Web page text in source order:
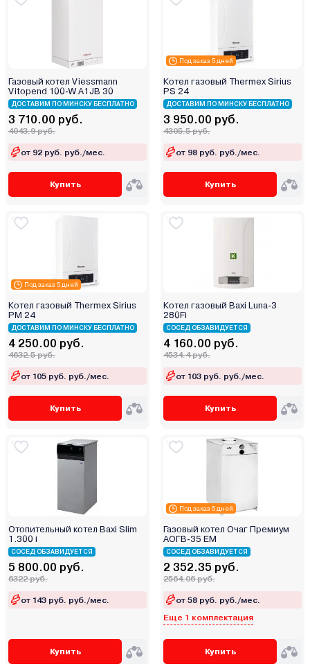
Газовый котел Viessmann
Vitopend 100-W A1JB 30
ДОСТАВИМ ПО МИНСКУ БЕСПЛАТНО
3 710.00 руб.
4043.9 руб.
от 92 руб. руб./мес.
Купить
Под заказ 5 дней
Котел газовый Thermex Sirius
PS 24
ДОСТАВИМ ПО МИНСКУ БЕСПЛАТНО
3 950.00 руб.
4305.5 руб.
от 98 руб. руб./мес.
Купить
Под заказ 5 дней
Котел газовый Thermex Sirius
PM 24
ДОСТАВИМ ПО МИНСКУ БЕСПЛАТНО
4 250.00 руб.
4632.5 руб.
от 105 руб. руб./мес.
Купить
Котел газовый Baxi Luna-3
280Fi
СОСЕД ОБЗАВИДУЕТСЯ
4 160.00 руб.
4534.4 руб.
от 103 руб. руб./мес.
Купить
Отопительный котел Baxi Slim
1.300 i
СОСЕД ОБЗАВИДУЕТСЯ
5 800.00 руб.
6322 руб.
от 143 руб. руб./мес.
Купить
Под заказ 5 дней
Газовый котел Очаг Премиум
АОГВ-35 ЕМ
СОСЕД ОБЗАВИДУЕТСЯ
2 352.35 руб.
2564.06 руб.
от 58 руб. руб./мес.
Еще 1 комплектация
Купить